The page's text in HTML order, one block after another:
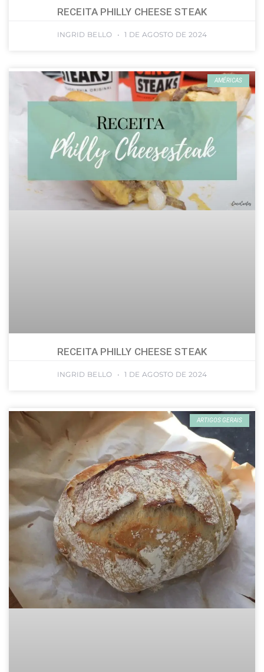
RECEITA PHILLY CHEESE STEAK
INGRID BELLO 1 DE AGOSTO DE 2024
AMÉRICAS
RECEITA PHILLY CHEESE STEAK
INGRID BELLO 1 DE AGOSTO DE 2024
ARTIGOS GERAIS